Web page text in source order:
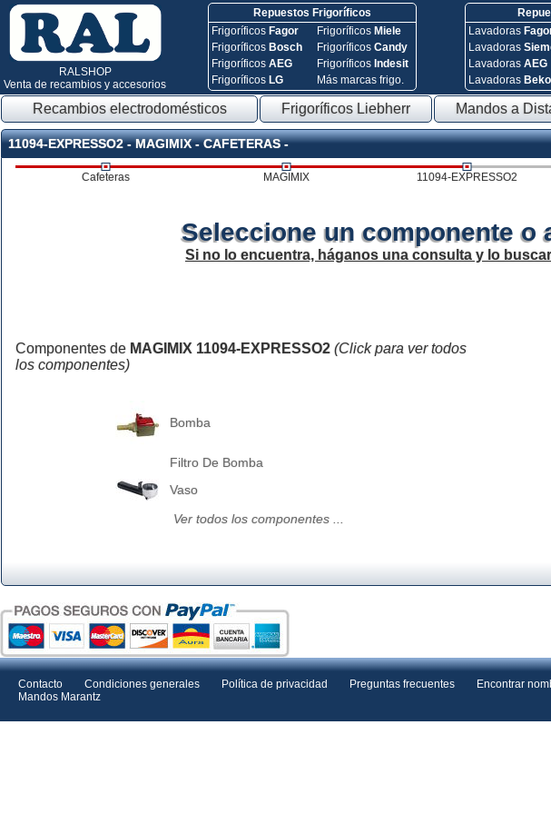
RALSHOP
Venta de recambios y accesorios
Repuestos Frigoríficos
Frigoríficos Fagor
Frigoríficos Bosch
FrigoríficosAEG
Frigoríficos LG
Frigoríficos Miele
FrigoríficosCandy
Frigoríficos Indesit
Más marcas frigo.
Lavadoras
Lavadoras
Lavadoras AEG
Lavadoras Beko
Recambios electrodomésticos Frigoríficos Liebherr Mandos a
11094-EXPRESSO2 - MAGIMIX - CAFETERAS -
Cafeteras MAGIMIX 11094-EXPRESSO2
Seleccione un componente o
Si no lo encuentra, háganos una consulta y lo
Componentes de MAGIMIX 11094-EXPRESSO2 (Click para ver todos
los componentes)
Bomba
Filtro De Bomba
Vaso
Ver todos los componentes ...
Contacto Condiciones generales Política de privacidad Preguntas frecuentes Encontrar
Mandos Marantz